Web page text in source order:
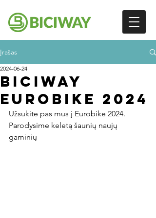
Įrašas
BICIWAY
EUROBIKE 2024
2024-06-24
Užsukite pas mus į Eurobike 2024.
Parodysime keletą šaunių naujų
gaminių